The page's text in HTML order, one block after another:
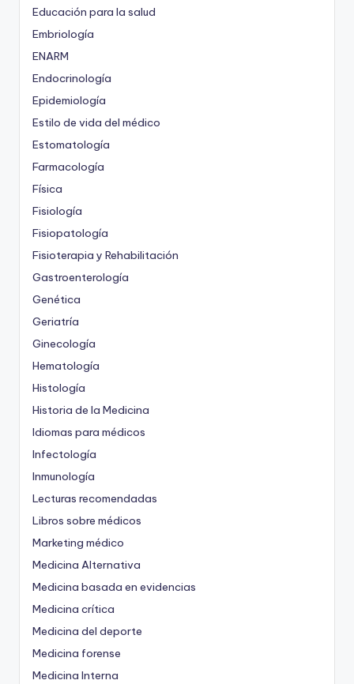
Educación para la salud
Embriología
ENARM
Endocrinología
Epidemiología
Estilo de vida del médico
Estomatología
Farmacología
Física
Fisiología
Fisiopatología
Fisioterapia y Rehabilitación
Gastroenterología
Genética
Geriatría
Ginecología
Hematología
Histología
Historia de la Medicina
Idiomas para médicos
Infectología
Inmunología
Lecturas recomendadas
Libros sobre médicos
Marketing médico
Medicina Alternativa
Medicina basada en evidencias
Medicina crítica
Medicina del deporte
Medicina forense
Medicina Interna